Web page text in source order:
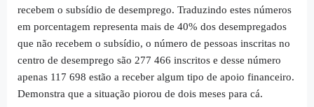
recebem o subsídio de desemprego. Traduzindo estes números
em porcentagem representa mais de 40% dos desempregados
que não recebem o subsídio, o número de pessoas inscritas no
centro de desemprego são 277 466 inscritos e desse número
apenas 117 698 estão a receber algum tipo de apoio financeiro.
Demonstra que a situação piorou de dois meses para cá.